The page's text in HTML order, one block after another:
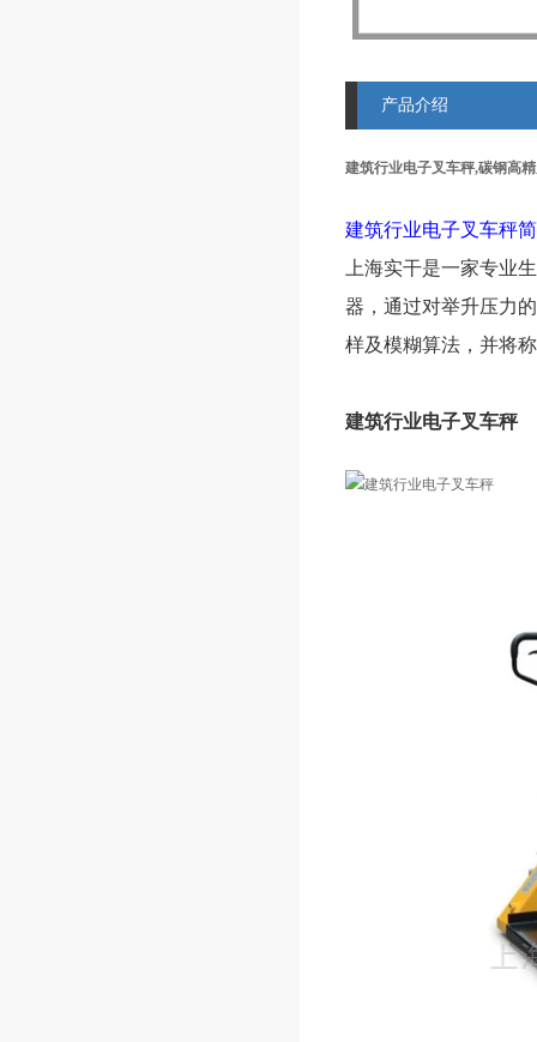
产品介绍
建筑行业电子叉车秤,碳钢高
建筑行业电子叉车秤
上海实干是一家专业
器，通过对举升压力
样及模糊算法，并将
建筑行业电子叉车秤